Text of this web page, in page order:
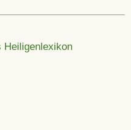
Heiligenlexikon